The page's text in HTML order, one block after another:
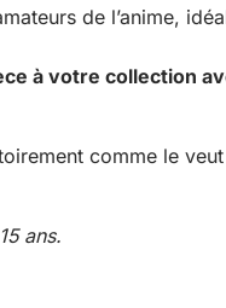
de l’anime,
à votre collection
comme le
ans.